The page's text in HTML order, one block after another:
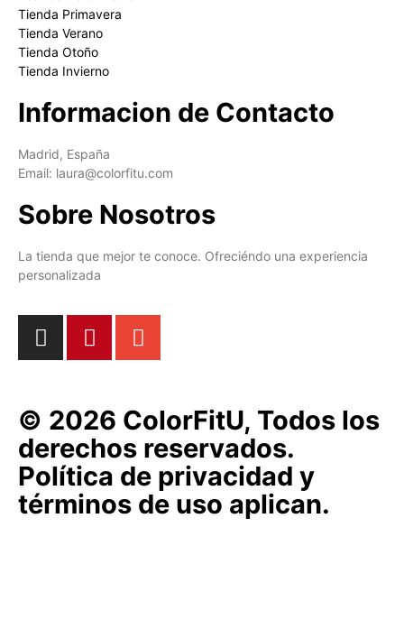
Tienda Primavera
Tienda Verano
Tienda Otoño
Tienda Invierno
Informacion de Contacto
Madrid, España
Email: laura@colorfitu.com
Sobre Nosotros
La tienda que mejor te conoce. Ofreciéndo una experiencia
personalizada
© 2026 ColorFitU, Todos los
derechos reservados.
Política de privacidad y
términos de uso aplican.